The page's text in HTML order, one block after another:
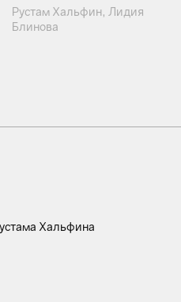
Рустам Хальфин, Лидия
Блинова
Хальфина